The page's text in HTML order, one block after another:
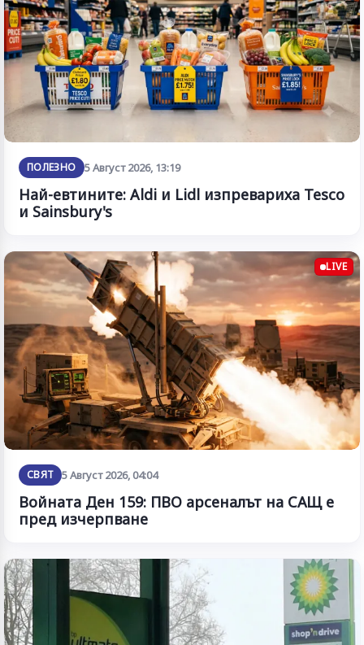
ПОЛЕЗНО 5 Август 2026, 13:19
Най-евтините: Aldi и Lidl изпревариха Tesco
и Sainsbury's
LIVE
СВЯТ 5 Август 2026, 04:04
Войната Ден 159: ПВО арсеналът на САЩ е
пред изчерпване